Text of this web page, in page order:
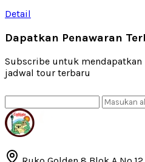
Detail
Dapatkan Penawaran
Subscribe untuk
jadwal tour terbaru